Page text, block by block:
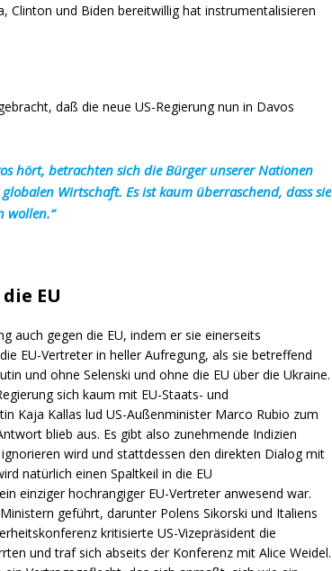
Clinton und Biden bereitwillig hat instrumentalisieren
daß die neue US-Regierung nun in Davos
hört, betrachten sich die Bürger unserer Nationen
Wirtschaft. Es ist kaum überraschend, dass sie
wollen.“
EU
auch gegen die EU, indem er sie einerseits
EU-Vertreter in heller Aufregung, als sie betreffend
und ohne Selenski und ohne die EU über die Ukraine.
sich kaum mit EU-Staats- und
Kaja Kallas lud US-Außenminister Marco Rubio zum
blieb aus. Es gibt also zunehmende Indizien
wird und stattdessen den direkten Dialog mit
natürlich einen Spaltkeil in die EU
einziger hochrangiger EU-Vertreter anwesend war.
geführt, darunter Polens Sikorski und Italiens
kritisierte US-Vizepräsident die
und traf sich abseits der Konferenz mit Alice Weidel.